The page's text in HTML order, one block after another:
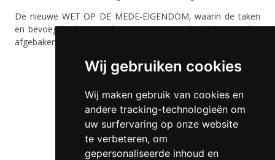
Wij gebruiken cookies
Wij maken gebruik van cookies en
andere tracking-technologieën om
uw surfervaring op onze website
te verbeteren, om
gepersonaliseerde inhoud en
De nieuwe WET OP DE MEDE-EIGENDOM, waarin de taken
en bevoegdheden van de SYNDICUS nog duidelijker worden
afgebakend is van kracht vanaf 01/09/2010.